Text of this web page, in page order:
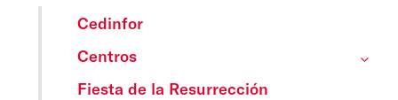
Cedinfor
Centros
Fiesta de la Resurrección